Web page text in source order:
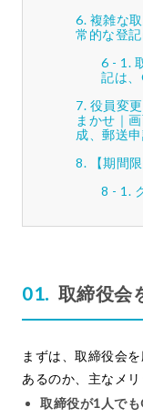
複雑な
常的な登
記は
役員変
まかせ｜
成、郵送
【期間
取締役会
まずは、取締役会
あるのか、主なメリ
取締役が1人でも